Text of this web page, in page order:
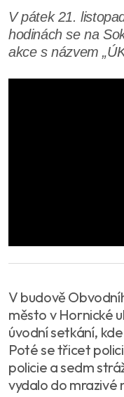
V pátek 21.
hodinách se na
akce s názvem
V budově
město v Hornické
úvodní setkání,
Poté se třicet
policie a sedm
vydalo do mrazivé